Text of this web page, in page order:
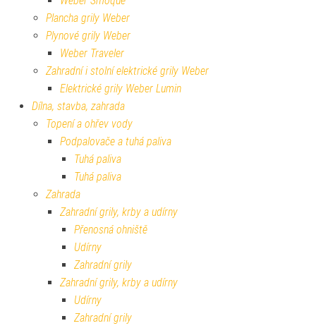
Plancha grily Weber
Plynové grily Weber
Weber Traveler
Zahradní i stolní elektrické grily Weber
Elektrické grily Weber Lumin
Dílna, stavba, zahrada
Topení a ohřev vody
Podpalovače a tuhá paliva
Tuhá paliva
Tuhá paliva
Zahrada
Zahradní grily, krby a udírny
Přenosná ohniště
Udírny
Zahradní grily
Zahradní grily, krby a udírny
Udírny
Zahradní grily